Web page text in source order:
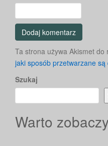
Ta strona używa Akismet do
jaki sposób przetwarzane
Szukaj
Warto